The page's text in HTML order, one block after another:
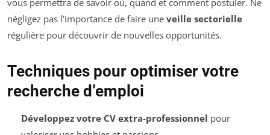
vous permettra de savoir où, quand et comment postuler. Ne
négligez pas l’importance de faire une veille sectorielle
régulière pour découvrir de nouvelles opportunités.
Techniques pour optimiser votre
recherche d’emploi
Développez votre CV extra-professionnel pour